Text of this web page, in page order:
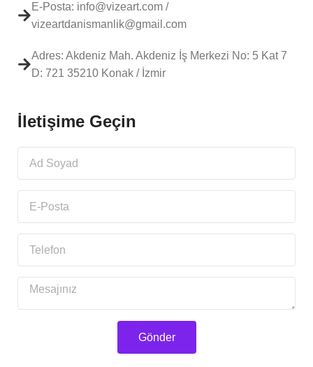
E-Posta: info@vizeart.com /
vizeartdanismanlik@gmail.com
Adres: Akdeniz Mah. Akdeniz İş Merkezi No: 5 Kat 7
D: 721 35210 Konak / İzmir
İletişime Geçin
Gönder